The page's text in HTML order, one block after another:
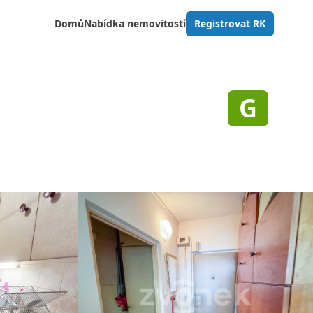
DomůNabídka nemovitostí Registrovat RK
G